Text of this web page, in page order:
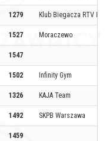
1279 Klub Biegacza RTV
1527 Moraczewo
1547
1502 Infinity Gym
1326 KAJA Team
1492 SKPB Warszawa
1459